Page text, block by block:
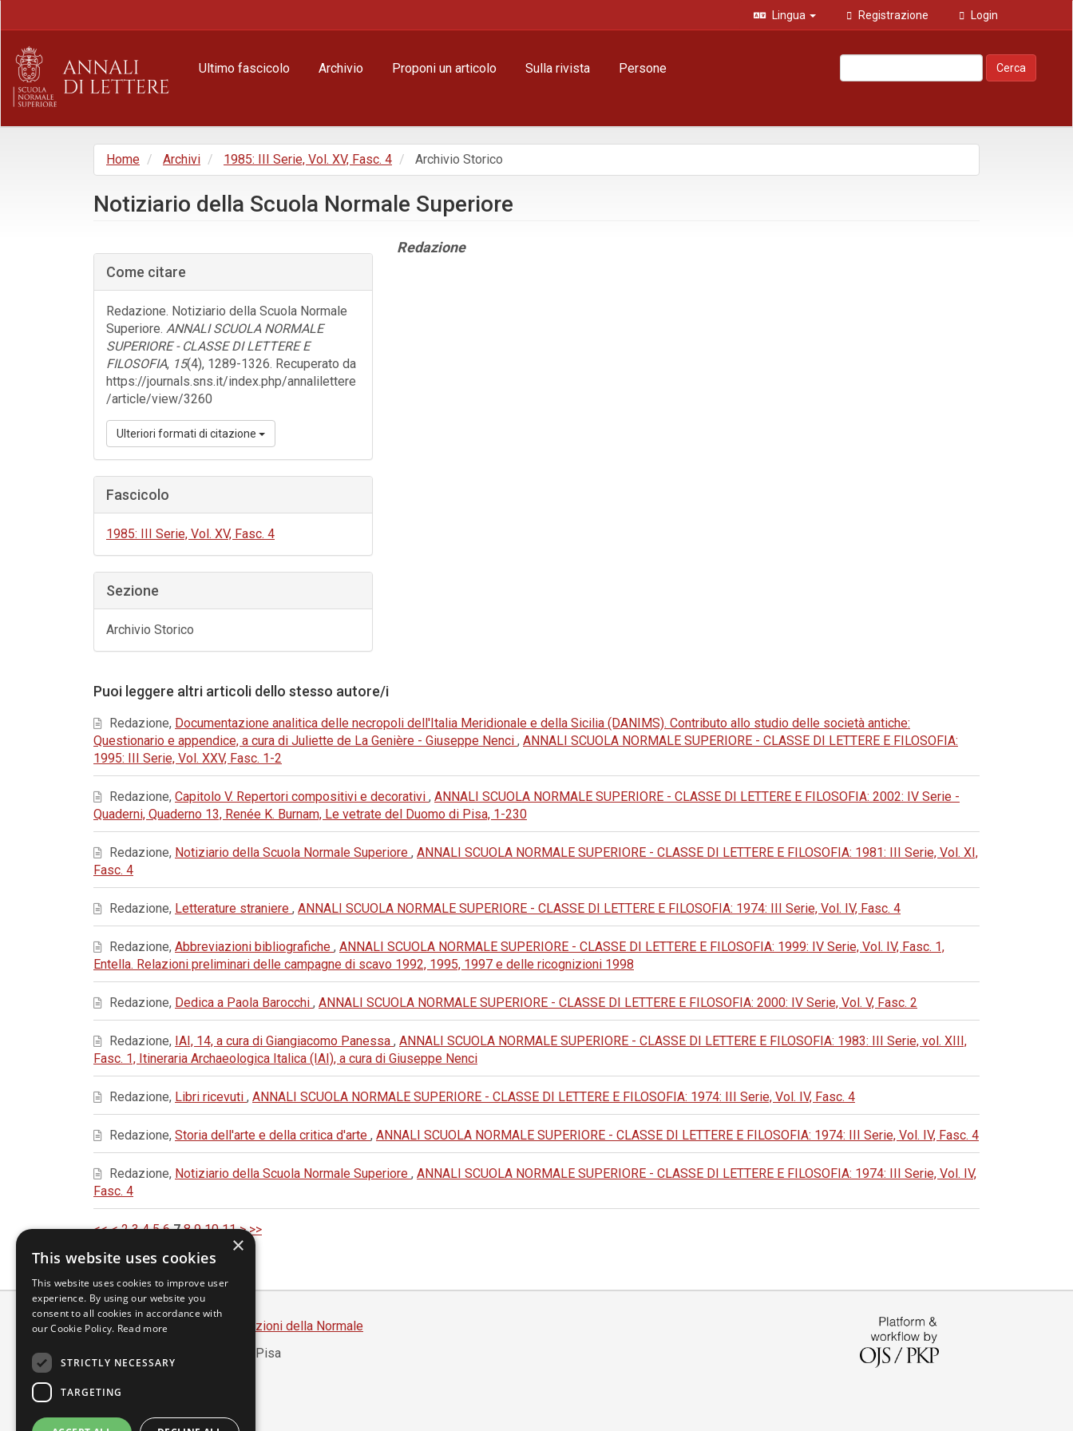
principale
Barra
laterale
Lingua Registrazione Login
Ultimo fascicolo Archivio Proponi un articolo Sulla rivista Persone Cerca
Home Archivi 1985: III Serie, Vol. XV, Fasc. 4 Archivio Storico
Notiziario della Scuola Normale Superiore
laterale
dell'articolo
Come citare
Redazione. Notiziario della Scuola Normale
Superiore. ANNALI SCUOLA NORMALE
SUPERIORE - CLASSE DI LETTERE E
FILOSOFIA, 15(4), 1289-1326. Recuperato da
https://journals.sns.it/index.php/annalilettere
/article/view/3260
Ulteriori formati di citazione
Fascicolo
1985: III Serie, Vol. XV, Fasc. 4
Sezione
Archivio Storico
Contenuto
Redazione
Puoi leggere altri articoli dello stesso autore/i
Redazione, Documentazione analitica delle necropoli dell'Italia Meridionale e della Sicilia (DANIMS). Contributo allo studio delle società antiche:
Questionario e appendice, a cura di Juliette de La Genière - Giuseppe Nenci , ANNALI SCUOLA NORMALE SUPERIORE - CLASSE DI LETTERE E FILOSOFIA:
1995: III Serie, Vol. XXV, Fasc. 1-2
Redazione, Capitolo V. Repertori compositivi e decorativi , ANNALI SCUOLA NORMALE SUPERIORE - CLASSE DI LETTERE E FILOSOFIA: 2002: IV Serie -
Quaderni, Quaderno 13, Renée K. Burnam, Le vetrate del Duomo di Pisa, 1-230
Redazione, Notiziario della Scuola Normale Superiore , ANNALI SCUOLA NORMALE SUPERIORE - CLASSE DI LETTERE E FILOSOFIA: 1981: III Serie, Vol. XI,
Fasc. 4
Redazione, Letterature straniere , ANNALI SCUOLA NORMALE SUPERIORE - CLASSE DI LETTERE E FILOSOFIA: 1974: III Serie, Vol. IV, Fasc. 4
Redazione, Abbreviazioni bibliografiche , ANNALI SCUOLA NORMALE SUPERIORE - CLASSE DI LETTERE E FILOSOFIA: 1999: IV Serie, Vol. IV, Fasc. 1,
Entella. Relazioni preliminari delle campagne di scavo 1992, 1995, 1997 e delle ricognizioni 1998
Redazione, Dedica a Paola Barocchi , ANNALI SCUOLA NORMALE SUPERIORE - CLASSE DI LETTERE E FILOSOFIA: 2000: IV Serie, Vol. V, Fasc. 2
Redazione, IAI, 14, a cura di Giangiacomo Panessa , ANNALI SCUOLA NORMALE SUPERIORE - CLASSE DI LETTERE E FILOSOFIA: 1983: III Serie, vol. XIII,
Fasc. 1, Itineraria Archaeologica Italica (IAI), a cura di Giuseppe Nenci
Redazione, Libri ricevuti , ANNALI SCUOLA NORMALE SUPERIORE - CLASSE DI LETTERE E FILOSOFIA: 1974: III Serie, Vol. IV, Fasc. 4
Redazione, Storia dell'arte e della critica d'arte , ANNALI SCUOLA NORMALE SUPERIORE - CLASSE DI LETTERE E FILOSOFIA: 1974: III Serie, Vol. IV, Fasc. 4
Redazione, Notiziario della Scuola Normale Superiore , ANNALI SCUOLA NORMALE SUPERIORE - CLASSE DI LETTERE E FILOSOFIA: 1974: III Serie, Vol. IV,
Fasc. 4
<< < 2 3 4 5 6 7 8 9 10 11 > >>
Scuola Normale Superiore
Edizioni della Normale
Piazza dei Cavalieri, 7 - 56126 Pisa
Partita IVA 00420000507
segreteria.annali@sns.it
×
This website uses cookies
This website uses cookies to improve user
experience. By using our website you
consent to all cookies in accordance with
our Cookie Policy. Read more
STRICTLY NECESSARY
TARGETING